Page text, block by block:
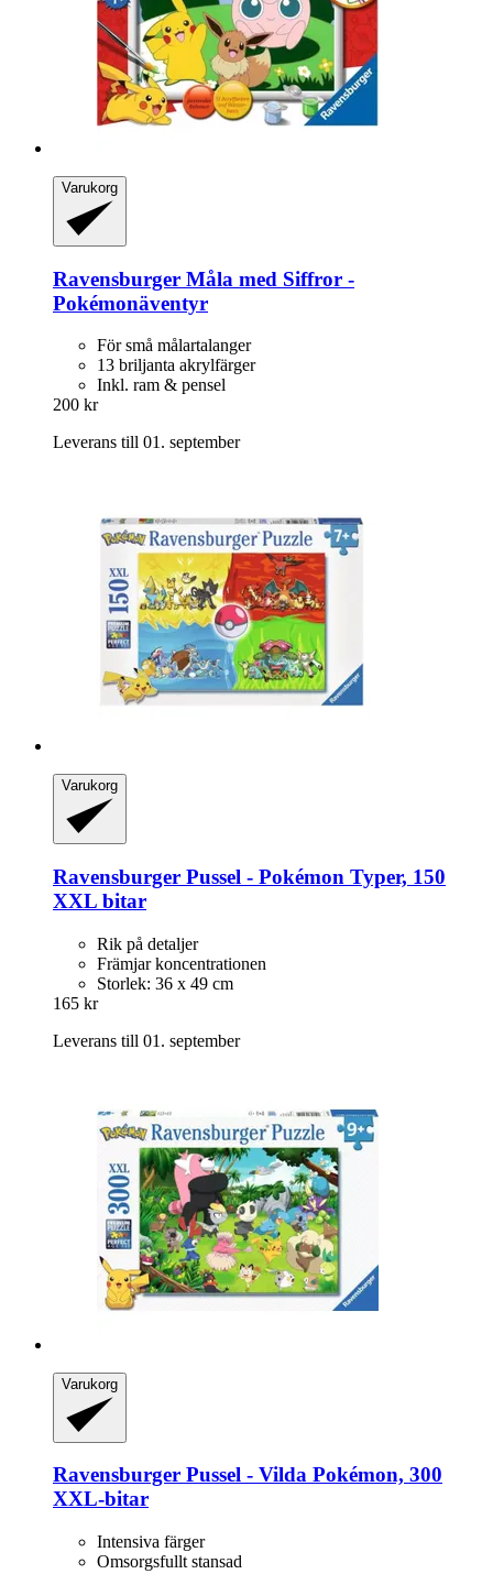
Varukorg
Ravensburger Måla med Siffror -​
Pokémonäventyr
För små målartalanger
13 briljanta akrylfärger
Inkl. ram & pensel
200 kr
Leverans till 01. september
Varukorg
Ravensburger Pussel -​ Pokémon Typer, 150
XXL bitar
Rik på detaljer
Främjar koncentrationen
Storlek: 36 x 49 cm
165 kr
Leverans till 01. september
Varukorg
Ravensburger Pussel -​ Vilda Pokémon, 300
XXL-​bitar
Intensiva färger
Omsorgsfullt stansad